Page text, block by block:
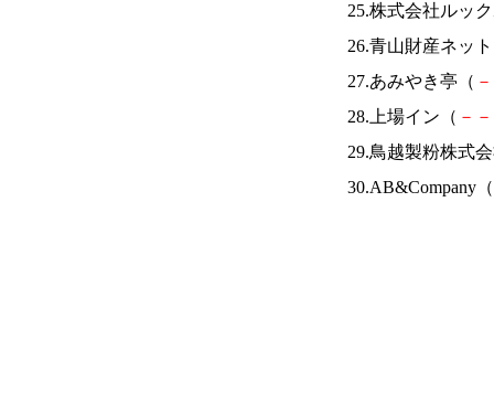
25.株式会社ルッ
26.青山財産ネッ
27.あみやき亭（ －
28.上場イン（ － －
29.鳥越製粉株式
30.AB&Company（